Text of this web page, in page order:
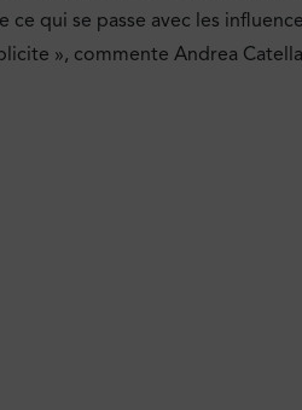
ce qui se passe avec les
», commente Andrea